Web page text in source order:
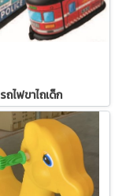
รถไฟขาไถเด็ก